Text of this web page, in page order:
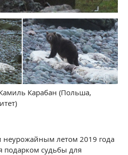
Карабан (Польша,
неурожайным летом 2019 года
подарком судьбы для